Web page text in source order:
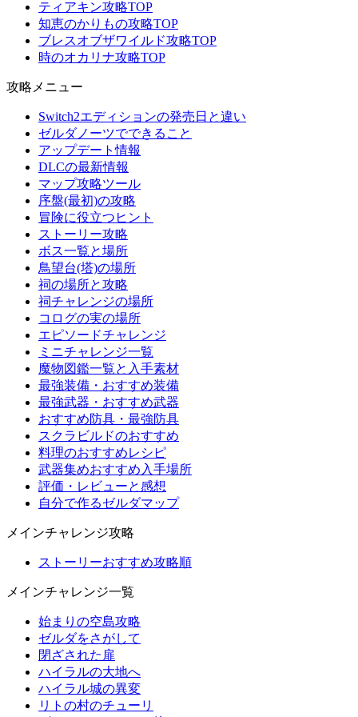
ティアキン攻略TOP
知恵のかりもの攻略TOP
ブレスオブザワイルド攻略TOP
時のオカリナ攻略TOP
攻略メニュー
Switch2エディションの発売日と違い
ゼルダノーツでできること
アップデート情報
DLCの最新情報
マップ攻略ツール
序盤(最初)の攻略
冒険に役立つヒント
ストーリー攻略
ボス一覧と場所
鳥望台(塔)の場所
祠の場所と攻略
祠チャレンジの場所
コログの実の場所
エピソードチャレンジ
ミニチャレンジ一覧
魔物図鑑一覧と入手素材
最強装備・おすすめ装備
最強武器・おすすめ武器
おすすめ防具・最強防具
スクラビルドのおすすめ
料理のおすすめレシピ
武器集めおすすめ入手場所
評価・レビューと感想
自分で作るゼルダマップ
メインチャレンジ攻略
ストーリーおすすめ攻略順
メインチャレンジ一覧
始まりの空島攻略
ゼルダをさがして
閉ざされた扉
ハイラルの大地へ
ハイラル城の異変
リトの村のチューリ